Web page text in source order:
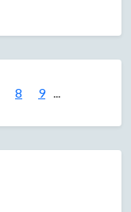
8 9 ...